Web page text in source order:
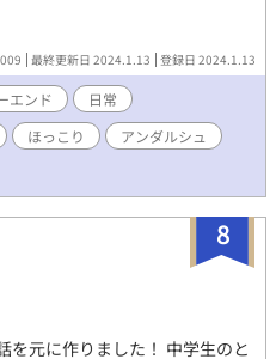
最終更新日 2024.1.13 登録日 2024.1.13
エンド
日常
ほっこり
アンダルシュ
8
を元に作りました！ 中学生のと